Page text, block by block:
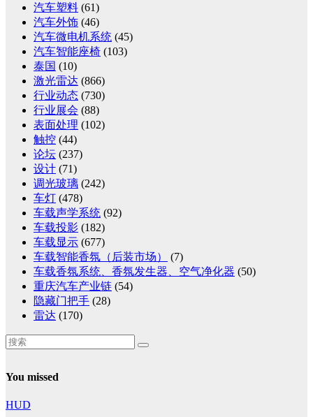
汽车塑料 (61)
汽车外饰 (46)
汽车微电机系统 (45)
汽车智能座椅 (103)
泰国 (10)
激光雷达 (866)
行业动态 (730)
行业展会 (88)
表面处理 (102)
触控 (44)
论坛 (237)
设计 (71)
调光玻璃 (242)
车灯 (478)
车载声学系统 (92)
车载投影 (182)
车载显示 (677)
车载智能香氛（后装市场）
(7)
车载香氛系统、香氛发生器、空气净化器 (50)
重庆汽车产业链 (54)
隐藏门把手 (28)
雷达 (170)
You missed
HUD